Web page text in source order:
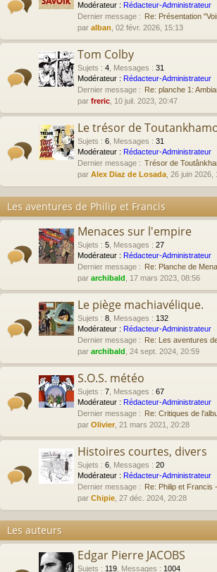
Modérateur : Rédacteur-Administrateur
Dernier message : Re: Présentation
par alban , 02 févr. 2026, 15:13
Tom Colby
Sujets : 4 Messages : 31
Modérateur : Rédacteur-Administrateur
Dernier message : Re: planche 1:
par freric , 10 juil. 2023, 20:47
Le trésor de
Sujets : 6 Messages : 31
Modérateur : Rédacteur-Administrateur
Dernier message : Trésor de
par Alex Diaz de Losada , 26 juin 2026,
Les aventures de Philip et Francis
Menaces sur l'empire
Sujets : 5 Messages : 27
Modérateur : Rédacteur-Administrateur
Dernier message : Re: Planche de
par archibald , 17 mars 2023, 08:56
Le piège machiavélique.
Sujets : 8 Messages : 132
Modérateur : Rédacteur-Administrateur
Dernier message : Re: Les aventures
par archibald , 24 sept. 2024, 20:59
S.O.S. météo
Sujets : 7 Messages : 67
Modérateur : Rédacteur-Administrateur
Dernier message : Re: Critiques de
par Olivier , 21 mars 2021, 20:28
Histoires courtes, divers
Sujets : 6 Messages : 20
Modérateur : Rédacteur-Administrateur
Dernier message : Re: Philip et Francis
par Chipie , 27 déc. 2024, 20:28
Les auteurs
Edgar Pierre JACOBS
Sujets : 119 Messages : 1004